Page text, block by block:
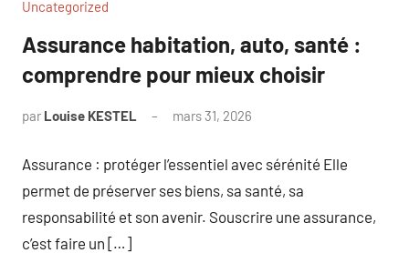
Uncategorized
Assurance habitation, auto, santé :
comprendre pour mieux choisir
par Louise KESTEL mars 31, 2026
Assurance : protéger l’essentiel avec sérénité Elle
permet de préserver ses biens, sa santé, sa
responsabilité et son avenir. Souscrire une assurance,
c’est faire un […]